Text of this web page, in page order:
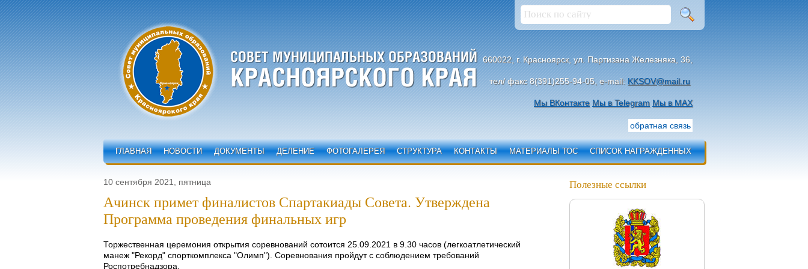
660022, г. Красноярск, ул. Партизана Железняка, 36,
тел/ факс 8(391)255-94-05, e-mail: KKSOV@mail.ru
Мы ВКонтакте Мы в Telegram Мы в МАХ
обратная связь
ГЛАВНАЯ НОВОСТИ ДОКУМЕНТЫ ДЕЛЕНИЕ ФОТОГАЛЕРЕЯ СТРУКТУРА КОНТАКТЫ МАТЕРИАЛЫ ТОС СПИСОК НАГРАЖДЕННЫХ
10 сентября 2021, пятница
Ачинск примет финалистов Спартакиады Совета. Утверждена
Программа проведения финальных игр
Торжественная церемония открытия соревнований сотоится 25.09.2021 в 9.30 часов (легкоатлетический
манеж "Рекорд" спорткомплекса "Олимп"). Соревнования пройдут с соблюдением требований
Роспотребнадзора.
Полезные ссылки